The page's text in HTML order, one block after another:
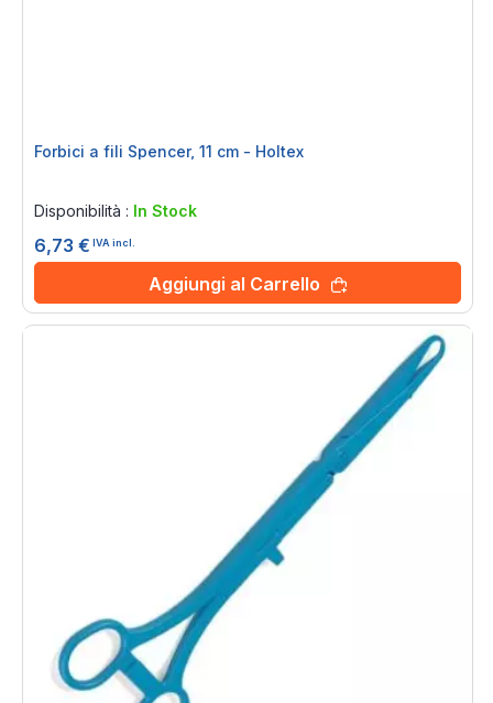
Forbici a fili Spencer, 11 cm - Holtex
Disponibilità : In Stock
6,73 € IVA incl.
Aggiungi al Carrello